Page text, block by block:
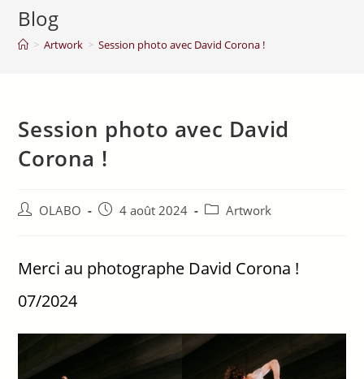
Blog
> Artwork > Session photo avec David Corona !
Session photo avec David
Corona !
OLABO 4 août 2024 Artwork
Merci au photographe David Corona !
07/2024